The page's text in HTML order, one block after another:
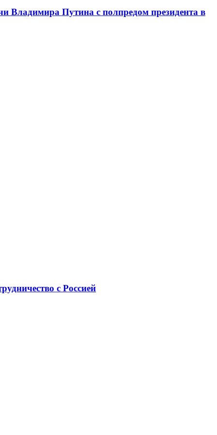
Владимира Путина с полпредом президента в
с Россией